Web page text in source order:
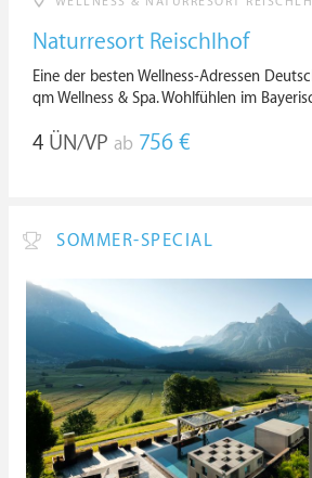
Naturresort Reischlhof
Eine der besten Wellness-Adressen
qm Wellness & Spa. Wohlfühlen im
4 ÜN/VP ab 756 €
SOMMER-SPECIAL